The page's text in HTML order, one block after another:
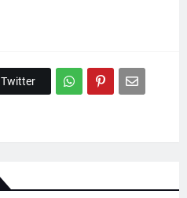
Twitter